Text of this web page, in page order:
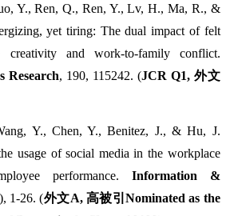
Y., Ren, Q., Ren, Y., Lv, H., Ma, R., &
yet tiring: The dual impact of felt
creativity and work-to-family conflict.
Research, 190, 115242. (JCR Q1, 外文
Y., Chen, Y., Benitez, J., & Hu, J.
usage of social media in the workplace
performance. Information &
1-26. (外文A, 高被引Nominated as the